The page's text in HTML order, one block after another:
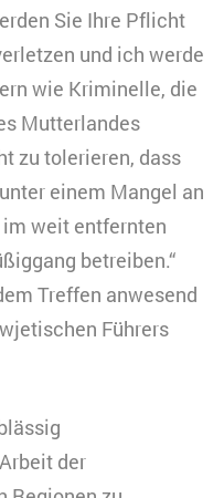
Sie Ihre Pflicht
und ich werde
wie Kriminelle, die
Mutterlandes
zu tolerieren, dass
einem Mangel an
weit entfernten
betreiben.“
Treffen anwesend
Führers
der